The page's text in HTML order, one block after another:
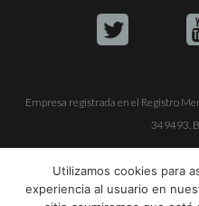
Empresa registrada en el Registro
349493.
Utilizamos cookies para
experiencia al usuario en